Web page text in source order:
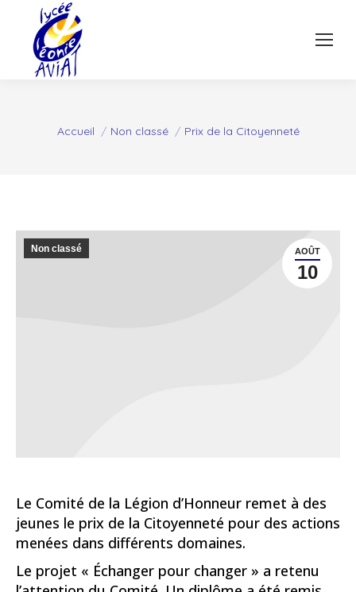
Vous êtes ici :
Accueil Non classé Prix de la Citoyenneté
AOÛT
10
Non classé
Le Comité de la Légion d’Honneur remet à des
jeunes le prix de la Citoyenneté pour des actions
menées dans différents domaines.
Le projet « Échanger pour changer » a retenu